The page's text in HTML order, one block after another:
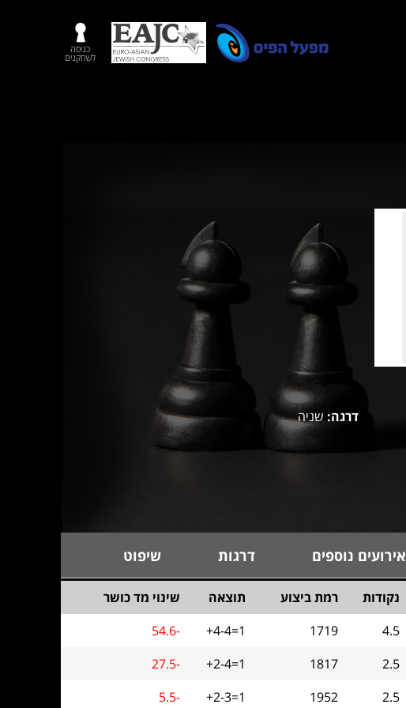
כניסה
לשחקנים
דרגה: שניה
אירועים נוספים דרגות שיפוט
נקודות רמת ביצוע תוצאה
שינוי מד כושר
4.5
1719
+4-4=1
54.6-
2.5
1817
+2-4=1
27.5-
2.5
1952
+2-3=1
5.5-